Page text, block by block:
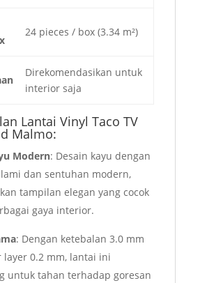
24 pieces / box (3.34 m²)
Direkomendasikan untuk
interior saja
Lantai Vinyl Taco TV
Malmo:
Modern: Desain kayu dengan
dan sentuhan modern,
tampilan elegan yang cocok
gaya interior.
: Dengan ketebalan 3.0 mm
layer 0.2 mm, lantai ini
untuk tahan terhadap goresan